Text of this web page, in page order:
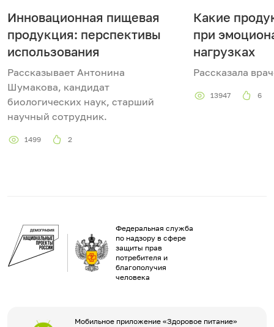
Инновационная пищевая
продукция: перспективы
использования
Рассказывает Антонина
Шумакова, кандидат
биологических наук, старший
научный сотрудник.
1499 2
Какие
при
нагрузках
Рассказала
13947 6
Федеральная служба
по надзору в сфере
защиты прав
потребителя и
благополучия
человека
Мобильное приложение «Здоровое питание»